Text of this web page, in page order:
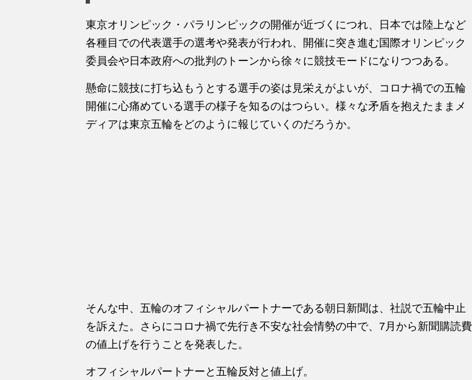
東京オリンピック・パラリンピックの開催が近づくにつれ、日本では陸上など
各種目での代表選手の選考や発表が行われ、開催に突き進む国際オリンピック
委員会や日本政府への批判のトーンから徐々に競技モードになりつつある。
懸命に競技に打ち込もうとする選手の姿は見栄えがよいが、コロナ禍での五輪
開催に心痛めている選手の様子を知るのはつらい。様々な矛盾を抱えたままメ
ディアは東京五輪をどのように報じていくのだろうか。
そんな中、五輪のオフィシャルパートナーである朝日新聞は、社説で五輪中止
を訴えた。さらにコロナ禍で先行き不安な社会情勢の中で、7月から新聞購読費
の値上げを行うことを発表した。
オフィシャルパートナーと五輪反対と値上げ。